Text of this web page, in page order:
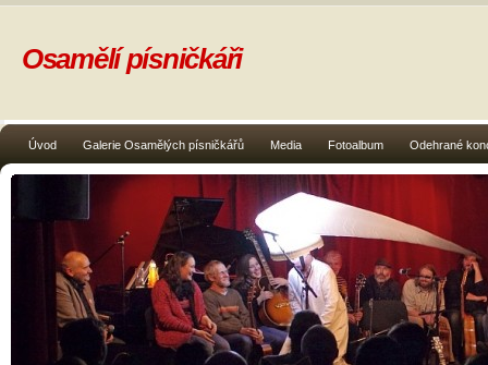
Úvod Galerie Osamělých písničkářů Media Fotoalbum Odehrané
Osamělí písničkáři